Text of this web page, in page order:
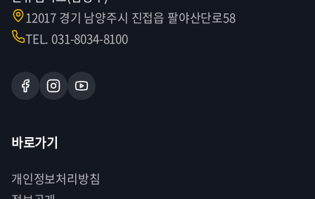
12017 경기 남양주시 진접읍 팔야산단로58
TEL. 031-8034-8100
바로가기
개인정보처리방침